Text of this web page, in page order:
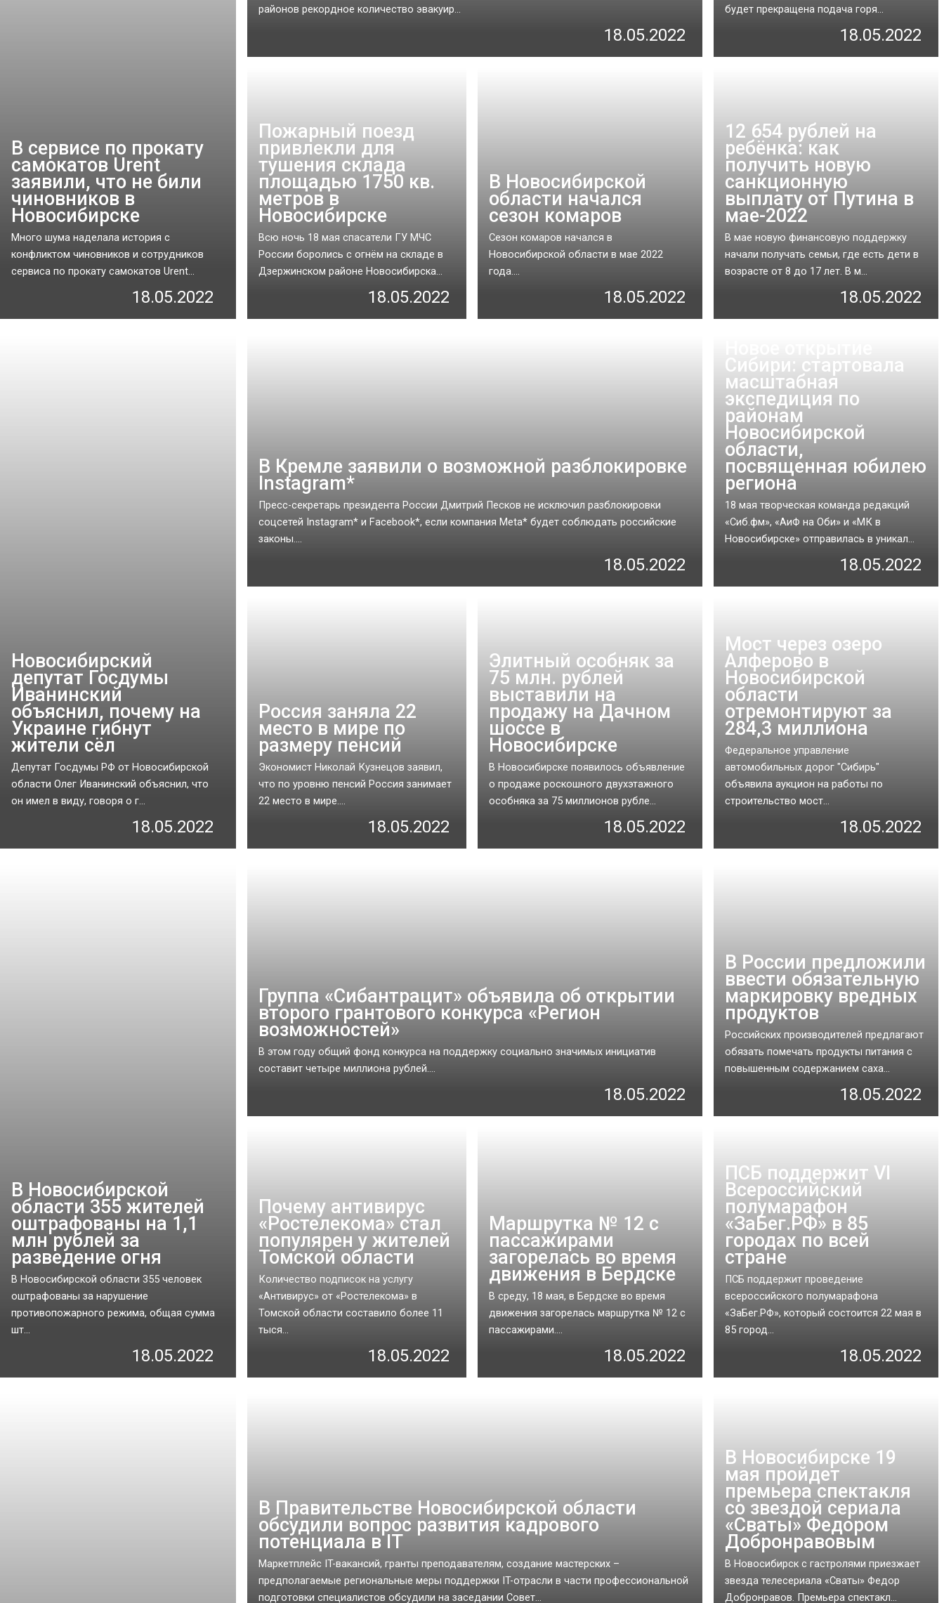
В сервисе по прокату
самокатов Urent
заявили, что не били
чиновников в
Новосибирске
Много шума наделала история с
конфликтом чиновников и сотрудников
сервиса по прокату самокатов Urent...
18.05.2022
районов рекордное количество эвакуир...
18.05.2022
будет прекращена подача горя...
18.05.2022
Пожарный поезд
привлекли для
тушения склада
площадью 1750 кв.
метров в
Новосибирске
Всю ночь 18 мая спасатели ГУ МЧС
России боролись с огнём на складе в
Дзержинском районе Новосибирска...
18.05.2022
В Новосибирской
области начался
сезон комаров
Сезон комаров начался в
Новосибирской области в мае 2022
года....
18.05.2022
12 654 рублей на
ребёнка: как
получить новую
санкционную
выплату от Путина в
мае-2022
В мае новую финансовую поддержку
начали получать семьи, где есть дети в
возрасте от 8 до 17 лет. В м...
18.05.2022
Новосибирский
депутат Госдумы
Иванинский
объяснил, почему на
Украине гибнут
жители сёл
Депутат Госдумы РФ от Новосибирской
области Олег Иванинский объяснил, что
он имел в виду, говоря о г...
18.05.2022
В Кремле заявили о возможной разблокировке
Instagram*
Пресс-секретарь президента России Дмитрий Песков не исключил разблокировки
соцсетей Instagram* и Facebook*, если компания Meta* будет соблюдать российские
законы....
18.05.2022
Сибири: стартовала
масштабная
экспедиция по
районам
Новосибирской
области,
посвященная юбилею
региона
18 мая творческая команда редакций
«Сиб.фм», «АиФ на Оби» и «МК в
Новосибирске» отправилась в уникал...
18.05.2022
Россия заняла 22
место в мире по
размеру пенсий
Экономист Николай Кузнецов заявил,
что по уровню пенсий Россия занимает
22 место в мире....
18.05.2022
Элитный особняк за
75 млн. рублей
выставили на
продажу на Дачном
шоссе в
Новосибирске
В Новосибирске появилось объявление
о продаже роскошного двухэтажного
особняка за 75 миллионов рубле...
18.05.2022
Мост через озеро
Алферово в
Новосибирской
области
отремонтируют за
284,3 миллиона
Федеральное управление
автомобильных дорог "Сибирь"
объявила аукцион на работы по
строительство мост...
18.05.2022
В Новосибирской
области 355 жителей
оштрафованы на 1,1
млн рублей за
разведение огня
В Новосибирской области 355 человек
оштрафованы за нарушение
противопожарного режима, общая сумма
шт...
18.05.2022
Группа «Сибантрацит» объявила об открытии
второго грантового конкурса «Регион
возможностей»
В этом году общий фонд конкурса на поддержку социально значимых инициатив
составит четыре миллиона рублей....
18.05.2022
В России предложили
ввести обязательную
маркировку вредных
продуктов
Российских производителей предлагают
обязать помечать продукты питания с
повышенным содержанием саха...
18.05.2022
Почему антивирус
«Ростелекома» стал
популярен у жителей
Томской области
Количество подписок на услугу
«Антивирус» от «Ростелекома» в
Томской области составило более 11
тыся...
18.05.2022
Маршрутка № 12 с
пассажирами
загорелась во время
движения в Бердске
В среду, 18 мая, в Бердске во время
движения загорелась маршрутка № 12 с
пассажирами....
18.05.2022
ПСБ поддержит VI
Всероссийский
полумарафон
«ЗаБег.РФ» в 85
городах по всей
стране
ПСБ поддержит проведение
всероссийского полумарафона
«ЗаБег.РФ», который состоится 22 мая в
85 город...
18.05.2022
В Правительстве Новосибирской области
обсудили вопрос развития кадрового
потенциала в IT
Маркетплейс IT-вакансий, гранты преподавателям, создание мастерских –
предполагаемые региональные меры поддержки IT-отрасли в части профессиональной
подготовки специалистов обсудили на заседании Совет...
В Новосибирске 19
мая пройдет
премьера спектакля
со звездой сериала
«Сваты» Федором
Добронравовым
В Новосибирск с гастролями приезжает
звезда телесериала «Сваты» Федор
Добронравов. Премьера спектакл...